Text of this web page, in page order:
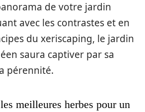
de votre jardin
avec les contrastes et en
du xeriscaping, le jardin
saura captiver par sa
pérennité.
meilleures herbes pour un